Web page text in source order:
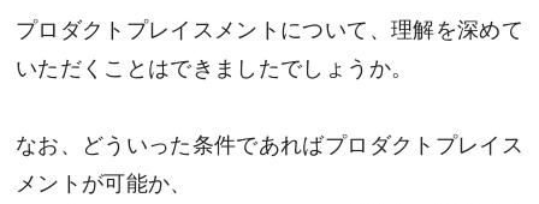
プロダクトプレイスメントについて、理解を深めて
いただくことはできましたでしょうか。
なお、どういった条件であればプロダクトプレイス
メントが可能か、